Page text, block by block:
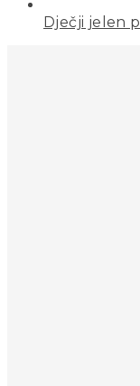
Dječji jelen